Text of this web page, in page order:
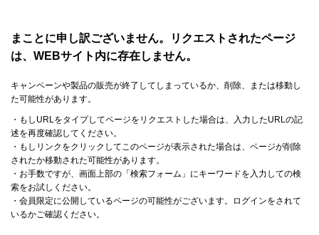
まことに申し訳ございません。リクエストされたページ
は、WEBサイト内に存在しません。
キャンペーンや製品の販売が終了してしまっているか、削除、または移動し
た可能性があります。
・もしURLをタイプしてページをリクエストした場合は、入力したURLの記
述を再度確認してください。
・もしリンクをクリックしてこのページが表示された場合は、ページが削除
されたか移動された可能性があります。
・お手数ですが、画面上部の「検索フォーム」にキーワードを入力しての検
索をお試しください。
・会員限定に公開しているページの可能性がございます。ログインをされて
いるかご確認ください。